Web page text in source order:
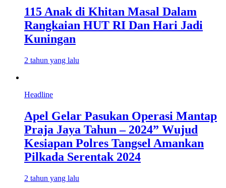
115 Anak di Khitan Masal Dalam
Rangkaian HUT RI Dan Hari Jadi
Kuningan
2 tahun yang lalu
Headline
Apel Gelar Pasukan Operasi Mantap
Praja Jaya Tahun – 2024” Wujud
Kesiapan Polres Tangsel Amankan
Pilkada Serentak 2024
2 tahun yang lalu